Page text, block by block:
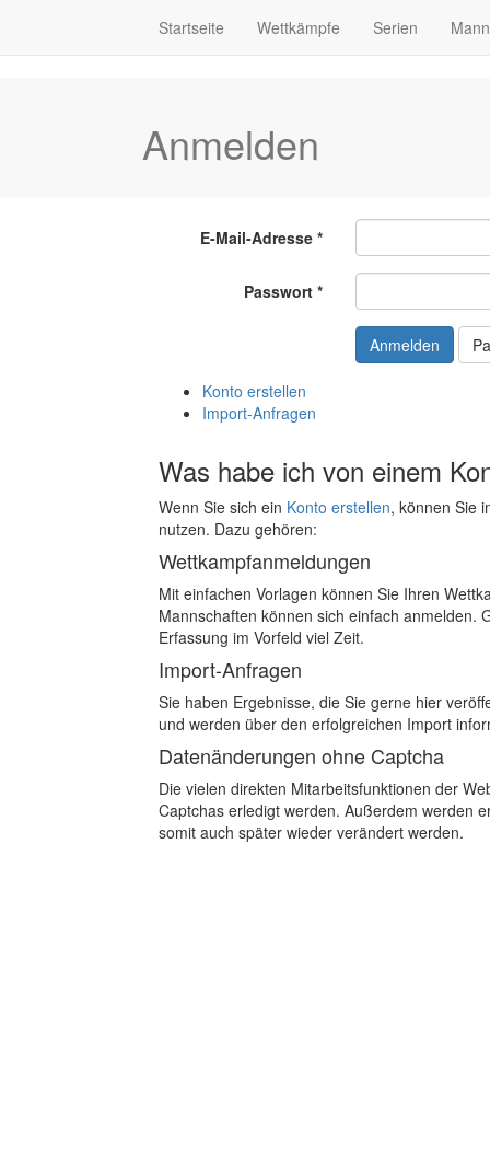
Startseite Wettkämpfe Serien
Anmelden
E-Mail-Adresse
Passwort
Konto erstellen
Import-Anfragen
Was habe ich von einem
Wenn Sie sich ein Konto erstellen, können Sie
nutzen. Dazu gehören:
Wettkampfanmeldungen
Mit einfachen Vorlagen können Sie Ihren
Mannschaften können sich einfach anmelden.
Erfassung im Vorfeld viel Zeit.
Import-Anfragen
Sie haben Ergebnisse, die Sie gerne hier
und werden über den erfolgreichen Import
Datenänderungen ohne Captcha
Die vielen direkten Mitarbeitsfunktionen der
Captchas erledigt werden. Außerdem werden
somit auch später wieder verändert werden.